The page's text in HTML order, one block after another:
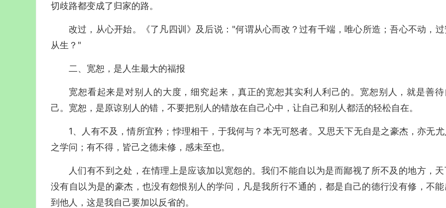
切歧路都变成了归家的路。
改过，从心开始。《了凡四训》及后说："何谓从心而改？过有千端，唯心所造；吾心不动，过
从生？"
二、宽恕，是人生最大的福报
宽恕看起来是对别人的大度，细究起来，真正的宽恕其实利人利己的。宽恕别人，就是善待
己。宽恕，是原谅别人的错，不要把别人的错放在自己心中，让自己和别人都活的轻松自在。
1、人有不及，情所宜矜；悖理相干，于我何与？本无可怒者。又思天下无自是之豪杰，亦无尤
之学问；有不得，皆己之德未修，感未至也。
人们有不到之处，在情理上是应该加以宽怨的。我们不能自以为是而鄙视了所不及的地方，
没有自以为是的豪杰，也没有怨恨别人的学问，凡是我所行不通的，都是自己的德行没有修，不
到他人，这是我自己要加以反省的。